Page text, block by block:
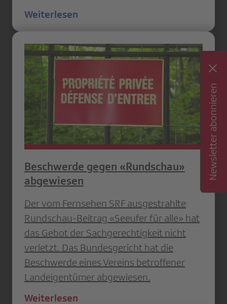
Weiterlesen
Beschwerde gegen «Rundschau»
abgewiesen
Der vom Fernsehen SRF ausgestrahlte
Rundschau-Beitrag «Seeufer für alle» hat
das Gebot der Sachgerechtigkeit nicht
verletzt. Das Bundesgericht hat die
Beschwerde eines Vereins betroffener
Landeigentümer abgewiesen.
Weiterlesen
Newsletter abonnieren